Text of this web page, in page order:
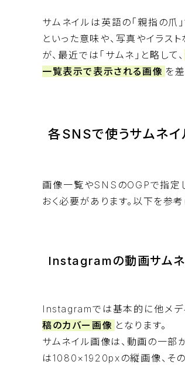
サムネイルは英語の「親指の爪
といった意味や、写真やイラス
が、最近では「サムネ」と略して、
一覧表示で表示される画像 を
各SNSで使うサムネ
画像一覧やSNSのOGPで指定
おく必要があります。以下を参考
Instagramの動画サム
Instagramでは基本的に他メデ
稿のカバー画像 となります。
サムネイル画像は、動画の一部
は1080×1920pxの縦画像、そ